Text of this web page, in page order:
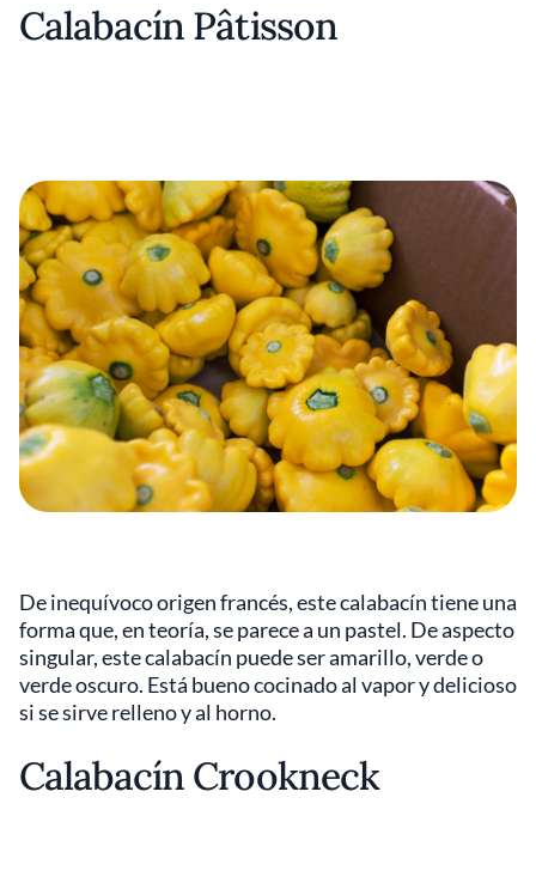
Calabacín Pâtisson
De inequívoco origen francés, este calabacín tiene una
forma que, en teoría, se parece a un pastel. De aspecto
singular, este calabacín puede ser amarillo, verde o
verde oscuro. Está bueno cocinado al vapor y delicioso
si se sirve relleno y al horno.
Calabacín Crookneck